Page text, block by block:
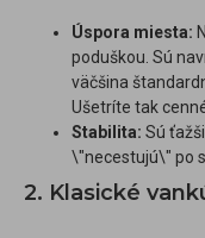
Úspora miesta:
poduškou. Sú
väčšina
Ušetríte tak
Stabilita: Sú
\"necestujú\" po
2. Klasické